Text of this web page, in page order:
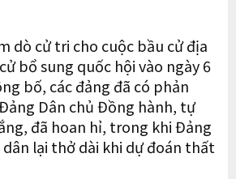
dò cử tri cho cuộc bầu cử địa
bổ sung quốc hội vào ngày 6
bố, các đảng đã có phản
Dân chủ Đồng hành, tự
đã hoan hỉ, trong khi Đảng
dân lại thở dài khi dự đoán thất